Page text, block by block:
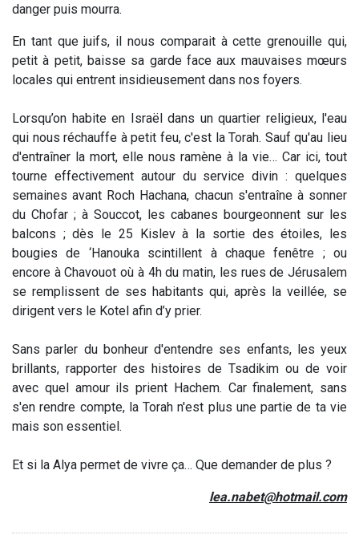
danger puis mourra.
En tant que juifs, il nous comparait à cette grenouille qui,
petit à petit, baisse sa garde face aux mauvaises mœurs
locales qui entrent insidieusement dans nos foyers.
Lorsqu’on habite en Israël dans un quartier religieux, l'eau
qui nous réchauffe à petit feu, c'est la Torah. Sauf qu'au lieu
d'entraîner la mort, elle nous ramène à la vie… Car ici, tout
tourne effectivement autour du service divin : quelques
semaines avant Roch Hachana, chacun s'entraîne à sonner
du Chofar ; à Souccot, les cabanes bourgeonnent sur les
balcons ; dès le 25 Kislev à la sortie des étoiles, les
bougies de ‘Hanouka scintillent à chaque fenêtre ; ou
encore à Chavouot où à 4h du matin, les rues de Jérusalem
se remplissent de ses habitants qui, après la veillée, se
dirigent vers le Kotel afin d’y prier.
Sans parler du bonheur d'entendre ses enfants, les yeux
brillants, rapporter des histoires de Tsadikim ou de voir
avec quel amour ils prient Hachem. Car finalement, sans
s'en rendre compte, la Torah n'est plus une partie de ta vie
mais son essentiel.
Et si la Alya permet de vivre ça… Que demander de plus ?
lea.nabet@hotmail.com